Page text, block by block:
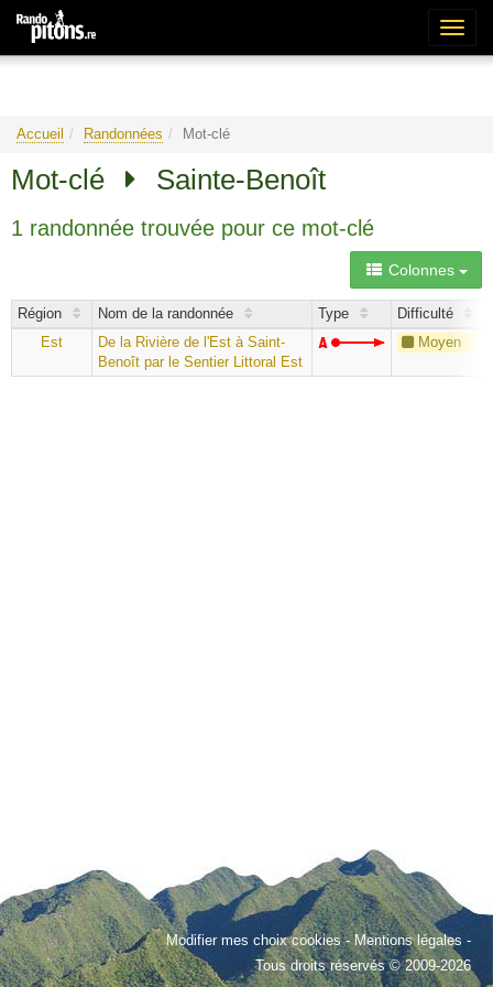
Accueil Randonnées Mot-clé
Mot-clé Sainte-Benoît
1 randonnée trouvée pour ce mot-clé
Colonnes
Région Nom de la randonnée Type Difficulté
Est
De la Rivière de l'Est à Saint-
Benoît par le Sentier Littoral Est
Moyen
Modifier mes choix cookies-Mentions légales -
Tous droits réservés © 2009-2026